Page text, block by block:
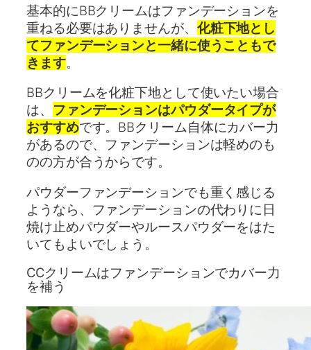
基本的にBBクリームはファンデーションを
重ねる必要はありませんが、 化粧下地とし
てファンデーションと一緒に使うこともで
きます。
BBクリームを化粧下地として使いたい場合
は、 ファンデーションはパウダータイプが
おすすめです。BBクリーム自体にカバー力
があるので、ファンデーションは軽めのも
のの方が合うからです。
パウダーファンデーションでも重く感じる
ようなら、ファンデーションの代わりに日
焼け止めパウダーやルースパウダーをはた
いてもよいでしょう。
CCクリームはファンデーションでカバー力
を補う